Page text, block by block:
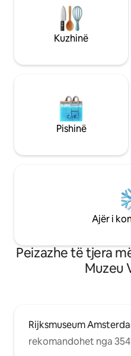
brenda dhe jashtë. Është
lehtë drejt atraksioneve
qytetit dhe ka shumë
pragun e derës.
Kuzhinë
Pishinë
Ajër i
Peizazhe të tjera
Muzeu
Rijksmuseum
rekomandohet nga